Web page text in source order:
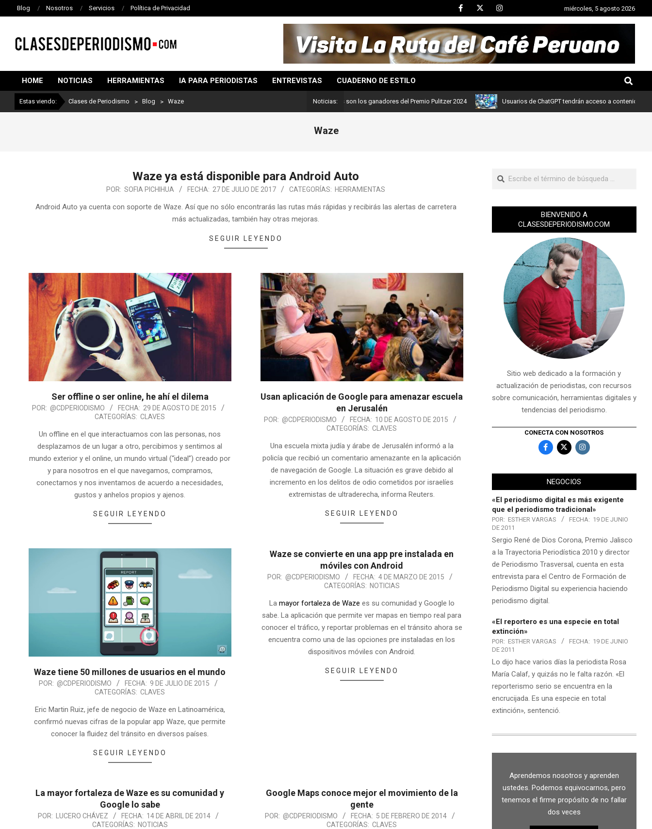
Blog Nosotros Servicios Política de Privacidad miércoles, 5 agosto 2026
DE
PERIODISMO
HOME NOTICIAS HERRAMIENTAS IA PARA PERIODISTAS ENTREVISTAS CUADERNO DE ESTILO
Estas viendo: Clases de Periodismo > Blog > Waze Noticias:
Lo mejor del periodismo: Estos son los ganadores del Premio Pulitzer 2024 Usuarios de ChatGPT tendrán acceso a contenidos de
Waze
Waze ya está disponible para Android Auto
POR: SOFIA PICHIHUA FECHA: 27 DE JULIO DE 2017 CATEGORÍAS: HERRAMIENTAS
Android Auto ya cuenta con soporte de Waze. Así que no sólo encontrarás las rutas más rápidas y recibirás las alertas de carretera
más actualizadas, también hay otras mejoras.
SEGUIR LEYENDO
Ser offline o ser online, he ahí el dilema
POR: @CDPERIODISMO FECHA: 29 DE AGOSTO DE 2015
CATEGORÍAS: CLAVES
Un offline en el que interactuamos con las personas, nos
desplazamos de un lugar a otro, percibimos y sentimos al
mundo exterior y el online, un mundo virtual (“ideal”) creado por
y para nosotros en el que navegamos, compramos,
conectamos y nos inventamos de acuerdo a necesidades,
gustos y anhelos propios y ajenos.
SEGUIR LEYENDO
Usan aplicación de Google para amenazar escuela
en Jerusalén
POR: @CDPERIODISMO FECHA: 10 DE AGOSTO DE 2015
CATEGORÍAS: CLAVES
Una escuela mixta judía y árabe de Jerusalén informó a la
policía que recibió un comentario amenazante en la aplicación
de navegación de Google. La situación es grave debido al
incremento en los delitos de odio cometidos por israelíes
extremistas de ultraderecha, informa Reuters.
SEGUIR LEYENDO
Waze tiene 50 millones de usuarios en el mundo
POR: @CDPERIODISMO FECHA: 9 DE JULIO DE 2015
CATEGORÍAS: CLAVES
Eric Martin Ruiz, jefe de negocio de Waze en Latinoamérica,
confirmó nuevas cifras de la popular app Waze, que permite
conocer la fluidez del tránsito en diversos países.
SEGUIR LEYENDO
Waze se convierte en una app pre instalada en
móviles con Android
POR: @CDPERIODISMO FECHA: 4 DE MARZO DE 2015
CATEGORÍAS: NOTICIAS
La mayor fortaleza de Waze es su comunidad y Google lo
sabe. La aplicación que permite ver mapas en tiempo real para
conocer el tráfico, y reportar problemas en el tránsito ahora se
encuentra como una de las opciones pre instaladas en los
dispositivos móviles con Android.
SEGUIR LEYENDO
La mayor fortaleza de Waze es su comunidad y
Google lo sabe
POR: LUCERO CHÁVEZ FECHA: 14 DE ABRIL DE 2014
CATEGORÍAS: NOTICIAS
Google Maps conoce mejor el movimiento de la
gente
POR: @CDPERIODISMO FECHA: 5 DE FEBRERO DE 2014
CATEGORÍAS: CLAVES
BIENVENIDO A
CLASESDEPERIODISMO.COM
Sitio web dedicado a la formación y
actualización de periodistas, con recursos
sobre comunicación, herramientas digitales y
tendencias del periodismo.
CONECTA CON NOSOTROS
NEGOCIOS
«El periodismo digital es más exigente
que el periodismo tradicional»
POR: ESTHER VARGAS FECHA: 19 DE JUNIO
DE 2011
Sergio René de Dios Corona, Premio Jalisco
a la Trayectoria Periodística 2010 y director
de Periodismo Trasversal, cuenta en esta
entrevista para el Centro de Formación de
Periodismo Digital su experiencia haciendo
periodismo digital.
«El reportero es una especie en total
extinción»
POR: ESTHER VARGAS FECHA: 19 DE JUNIO
DE 2011
Lo dijo hace varios días la periodista Rosa
María Calaf, y quizás no le falta razón. «El
reporterismo serio se encuentra en la
encrucijada. Es una especie en total
extinción», sentenció.
Aprendemos nosotros y aprenden
ustedes. Podemos equivocarnos, pero
tenemos el firme propósito de no fallar
dos veces